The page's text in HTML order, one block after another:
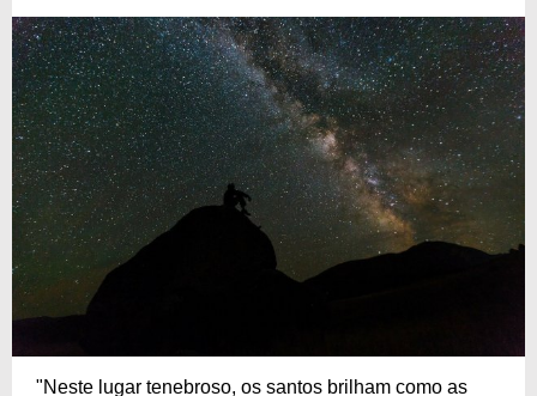
"Neste lugar tenebroso, os santos brilham como as